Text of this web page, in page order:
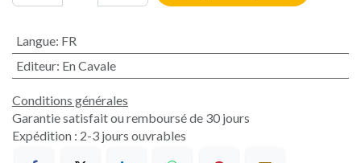
Langue: FR
Editeur: En Cavale
Conditions générales
Garantie satisfait ou remboursé de 30 jours
Expédition : 2-3 jours ouvrables